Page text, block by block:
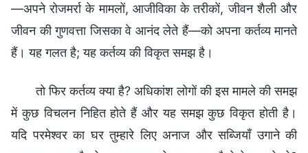
—अपने रोजमर्रा के मामलों, आजीविका के तरीकों, जीवन शैली और
जीवन की गुणवत्ता जिसका वे आनंद लेते हैं—को अपना कर्तव्य मानते
हैं। यह गलत है; यह कर्तव्य की विकृत समझ है।
तो फिर कर्तव्य क्या है? अधिकांश लोगों की इस मामले की समझ
में कुछ विचलन निहित होते हैं और यह समझ कुछ विकृत होती है।
यदि परमेश्वर का घर तुम्हारे लिए अनाज और सब्जियाँ उगाने की